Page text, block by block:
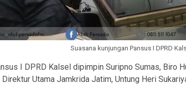
Suasana kunjungan Pansus I DPRD
I DPRD Kalsel dipimpin Suripno Sumas, Biro
Utama Jamkrida Jatim, Untung Heri